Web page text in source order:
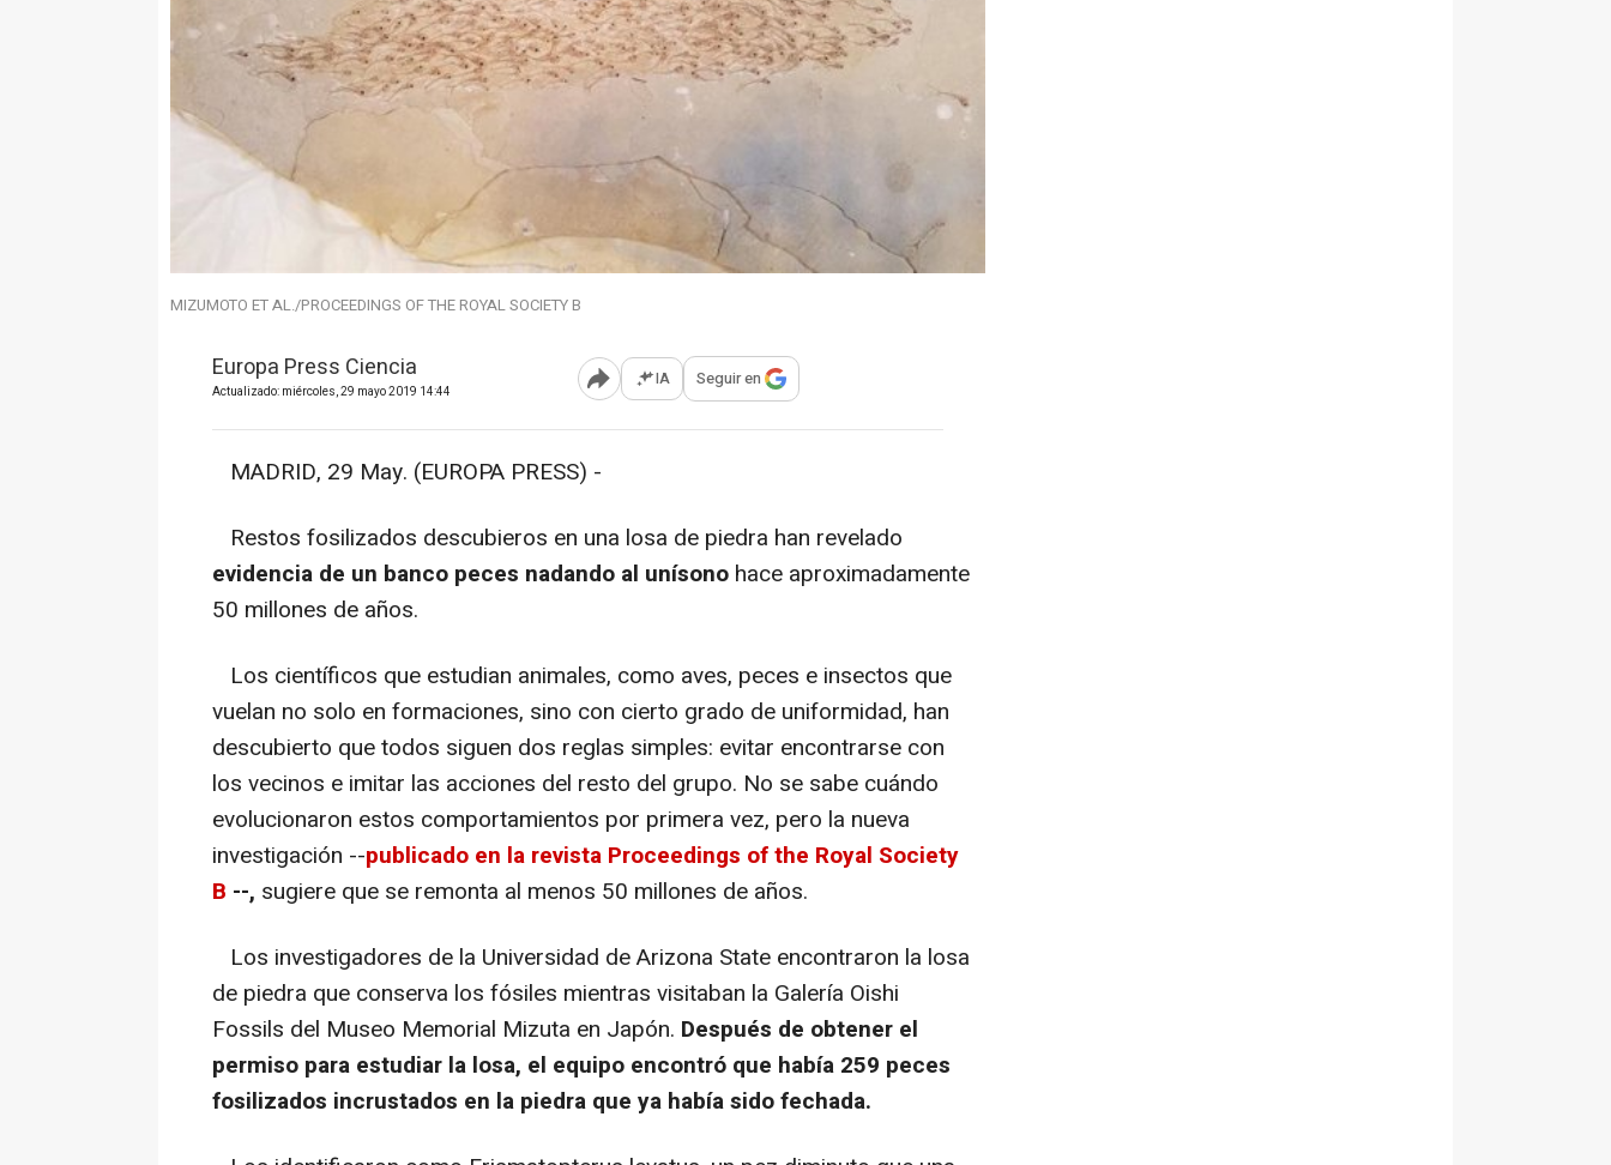
MIZUMOTO ET AL./PROCEEDINGS OF THE ROYAL SOCIETY B
Europa Press Ciencia
Actualizado: miércoles, 29 mayo 2019 14:44 Abrir opciones para compartir
IA Seguir en
MADRID, 29 May. (EUROPA PRESS) -
Restos fosilizados descubieros en una losa de piedra han revelado
evidencia de un banco peces nadando al unísono hace aproximadamente
50 millones de años.
Los científicos que estudian animales, como aves, peces e insectos que
vuelan no solo en formaciones, sino con cierto grado de uniformidad, han
descubierto que todos siguen dos reglas simples: evitar encontrarse con
los vecinos e imitar las acciones del resto del grupo. No se sabe cuándo
evolucionaron estos comportamientos por primera vez, pero la nueva
investigación --publicado en la revista Proceedings of the Royal Society
B --, sugiere que se remonta al menos 50 millones de años.
Los investigadores de la Universidad de Arizona State encontraron la losa
de piedra que conserva los fósiles mientras visitaban la Galería Oishi
Fossils del Museo Memorial Mizuta en Japón. Después de obtener el
permiso para estudiar la losa, el equipo encontró que había 259 peces
fosilizados incrustados en la piedra que ya había sido fechada.